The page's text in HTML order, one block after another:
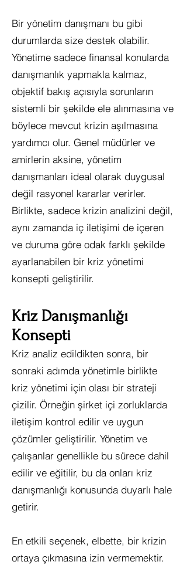
Bir yönetim danışmanı bu gibi
durumlarda size destek olabilir.
Yönetime sadece finansal konularda
danışmanlık yapmakla kalmaz,
objektif bakış açısıyla sorunların
sistemli bir şekilde ele alınmasına ve
böylece mevcut krizin aşılmasına
yardımcı olur. Genel müdürler ve
amirlerin aksine, yönetim
danışmanları ideal olarak duygusal
değil rasyonel kararlar verirler.
Birlikte, sadece krizin analizini değil,
aynı zamanda iç iletişimi de içeren
ve duruma göre odak farklı şekilde
ayarlanabilen bir kriz yönetimi
konsepti geliştirilir.
Kriz Danışmanlığı
Konsepti
Kriz analiz edildikten sonra, bir
sonraki adımda yönetimle birlikte
kriz yönetimi için olası bir strateji
çizilir. Örneğin şirket içi zorluklarda
iletişim kontrol edilir ve uygun
çözümler geliştirilir. Yönetim ve
çalışanlar genellikle bu sürece dahil
edilir ve eğitilir, bu da onları kriz
danışmanlığı konusunda duyarlı hale
getirir.
En etkili seçenek, elbette, bir krizin
ortaya çıkmasına izin vermemektir.